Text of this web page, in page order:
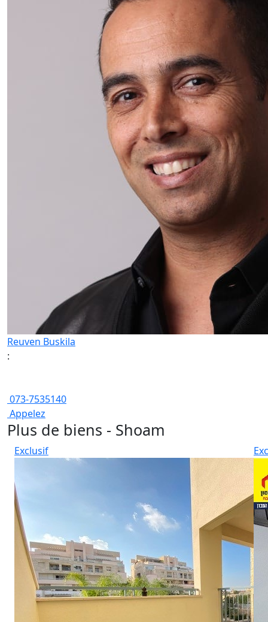
Reuven Buskila
:
073-7535140
Appelez
Plus de biens - Shoam
Exclusif